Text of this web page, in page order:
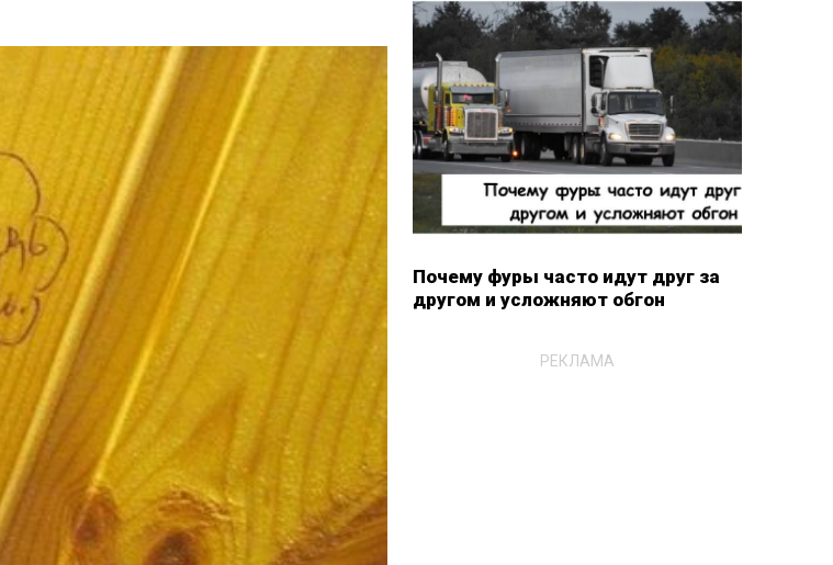
Почему фуры часто идут друг за
другом и усложняют обгон
РЕКЛАМА